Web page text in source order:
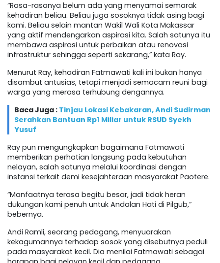
“Rasa-rasanya belum ada yang menyamai semarak
kehadiran beliau. Beliau juga sosoknya tidak asing bagi
kami. Beliau selain mantan Wakil Wali Kota Makassar
yang aktif mendengarkan aspirasi kita. Salah satunya itu
membawa aspirasi untuk perbaikan atau renovasi
infrastruktur sehingga seperti sekarang,” kata Ray.
Menurut Ray, kehadiran Fatmawati kali ini bukan hanya
disambut antusias, tetapi menjadi semacam reuni bagi
warga yang merasa terhubung dengannya.
Baca Juga : Tinjau Lokasi Kebakaran, Andi Sudirman
Serahkan Bantuan Rp1 Miliar untuk RSUD Syekh
Yusuf
Ray pun mengungkapkan bagaimana Fatmawati
memberikan perhatian langsung pada kebutuhan
nelayan, salah satunya melalui koordinasi dengan
instansi terkait demi kesejahteraan masyarakat Paotere.
“Manfaatnya terasa begitu besar, jadi tidak heran
dukungan kami penuh untuk Andalan Hati di Pilgub,”
bebernya.
Andi Ramli, seorang pedagang, menyuarakan
kekagumannya terhadap sosok yang disebutnya peduli
pada masyarakat kecil. Dia menilai Fatmawati sebagai